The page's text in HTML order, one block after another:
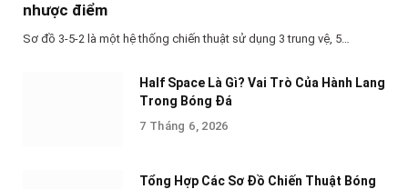
nhược điểm
Sơ đồ 3-5-2 là một hệ thống chiến thuật sử dụng 3 trung vệ, 5…
Half Space Là Gì? Vai Trò Của Hành Lang
Trong Bóng Đá
7 Tháng 6, 2026
Tổng Hợp Các Sơ Đồ Chiến Thuật Bóng